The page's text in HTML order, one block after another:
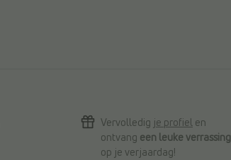
Vervolledig je profiel en
ontvang een leuke verrassing
op je verjaardag!